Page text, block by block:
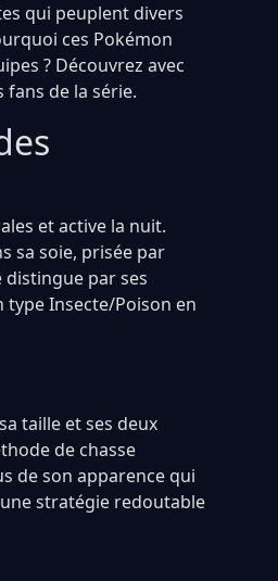
qui peuplent divers
ces Pokémon
? Découvrez avec
de la série.
et active la nuit.
sa soie, prisée par
par ses
type Insecte/Poison en
taille et ses deux
de chasse
de son apparence qui
stratégie redoutable